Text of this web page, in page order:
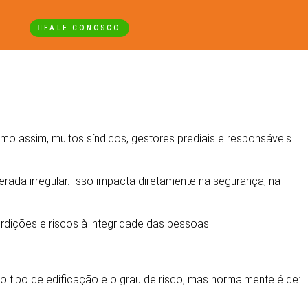
FALE CONOSCO
assim, muitos síndicos, gestores prediais e responsáveis
irregular. Isso impacta diretamente na segurança, na
e riscos à integridade das pessoas.
de edificação e o grau de risco, mas normalmente é de: